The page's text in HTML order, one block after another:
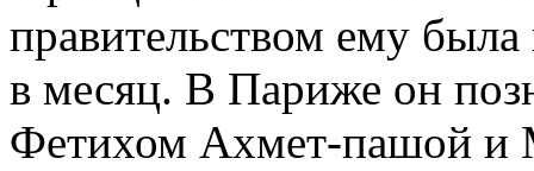
правительством ему
в месяц. В Париже он
Фетихом Ахмет-пашой и